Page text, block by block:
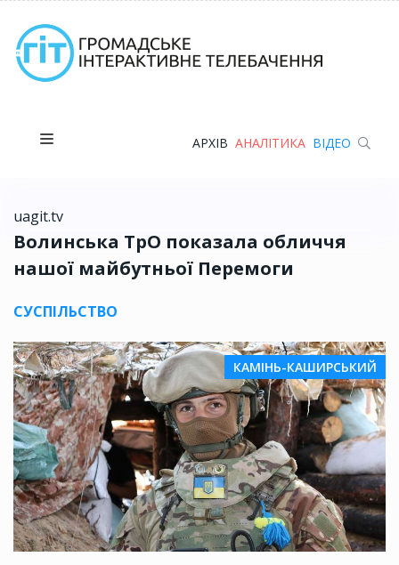
АРХІВ АНАЛІТИКА ВІДЕО
uagit.tv
Волинська ТрО показала обличчя
нашої майбутньої Перемоги
СУСПІЛЬСТВО
КАМІНЬ-КАШИРСЬКИЙ